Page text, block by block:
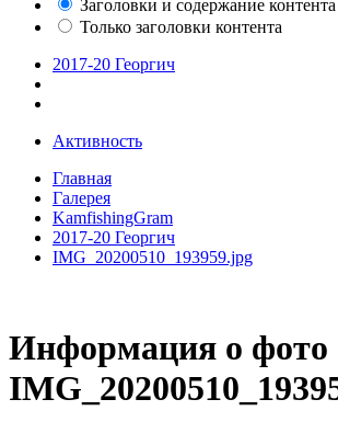
Заголовки и содержание контента
Только заголовки контента
2017-20 Георгич
Активность
Главная
Галерея
KamfishingGram
2017-20 Георгич
IMG_20200510_193959.jpg
Информация о фото